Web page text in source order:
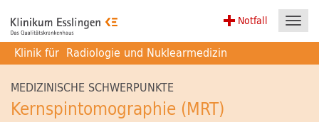
Notfall
Klinik für Radiologie und Nuklearmedizin
MEDIZINISCHE SCHWERPUNKTE
Kernspintomographie (MRT)